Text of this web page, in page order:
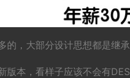
的，大部分设计思想都是继
版本，看样子应该不会有